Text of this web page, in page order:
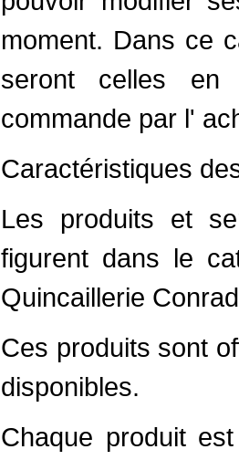
moment. Dans ce
seront celles
commande par l'
Caractéristiques
Les produits et
figurent dans le
Quincaillerie
Ces produits sont
disponibles.
Chaque produit